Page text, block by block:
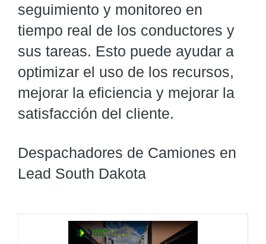
seguimiento y monitoreo en
tiempo real de los conductores y
sus tareas. Esto puede ayudar a
optimizar el uso de los recursos,
mejorar la eficiencia y mejorar la
satisfacción del cliente.
Despachadores de Camiones en
Lead South Dakota